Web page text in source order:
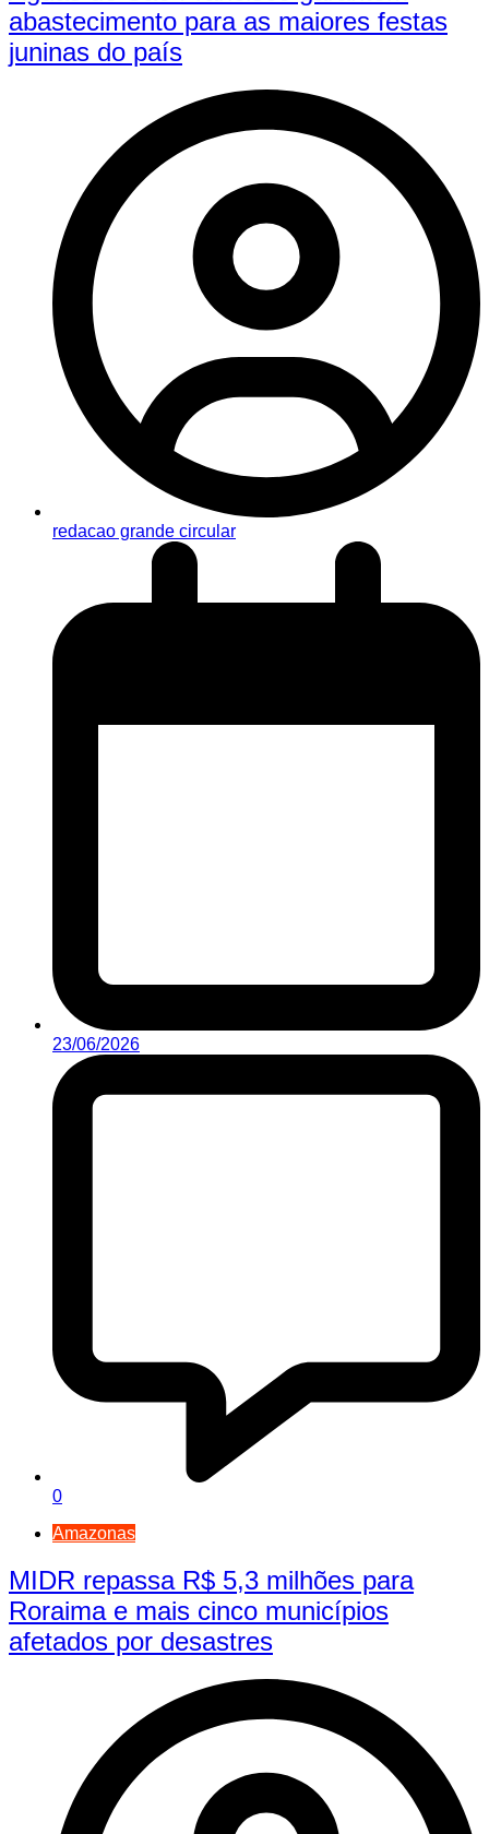
abastecimento para as maiores festas
juninas do país
redacao grande circular
23/06/2026
0
Amazonas
MIDR repassa R$ 5,3 milhões para
Roraima e mais cinco municípios
afetados por desastres